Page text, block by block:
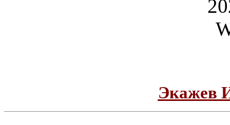
Экажев